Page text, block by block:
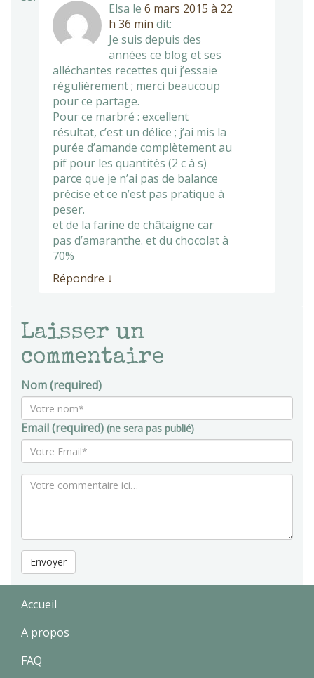
Elsa le 6 mars 2015 à 22
h 36 min dit:
Je suis depuis des
années ce blog et ses
alléchantes recettes qui j’essaie
régulièrement ; merci beaucoup
pour ce partage.
Pour ce marbré : excellent
résultat, c’est un délice ; j’ai mis la
purée d’amande complètement au
pif pour les quantités (2 c à s)
parce que je n’ai pas de balance
précise et ce n’est pas pratique à
peser.
et de la farine de châtaigne car
pas d’amaranthe. et du chocolat à
70%
Répondre ↓
Laisser un
commentaire
Nom (required)
Email (required) (ne sera pas publié)
Envoyer
Accueil
A propos
FAQ